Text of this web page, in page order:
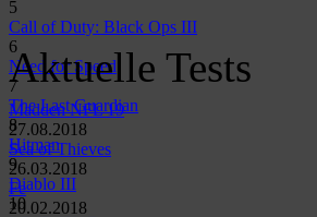
5
Call of Duty: Black Ops III
6
Need for Speed
7
The Last Guardian
8
Hitman
9
Diablo III
10
Aktuelle Tests
Madden NFL 19
27.08.2018
Sea of Thieves
26.03.2018
Fe
20.02.2018